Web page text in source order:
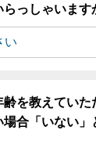
っしゃいます
齢を教えていた
場合「いない」